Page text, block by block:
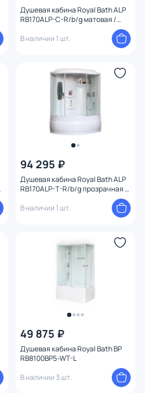
Душевая кабина Royal Bath ALP
RB170ALP-C-R/b/g матовая /
В наличии 1 шт.
94 295 ₽
Душевая кабина Royal Bath ALP
RB170ALP-T-R/b/g прозрачная /
В наличии 1 шт.
49 875 ₽
Душевая кабина Royal Bath BP
RB8100BP5-WT-L
В наличии 3 шт.